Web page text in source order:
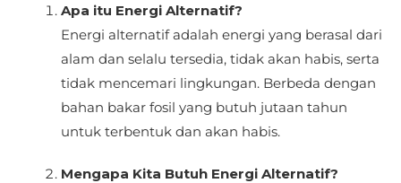
Apa itu Energi Alternatif?
Energi alternatif adalah energi yang berasal dari
alam dan selalu tersedia, tidak akan habis, serta
tidak mencemari lingkungan. Berbeda dengan
bahan bakar fosil yang butuh jutaan tahun
untuk terbentuk dan akan habis.
Mengapa Kita Butuh Energi Alternatif?